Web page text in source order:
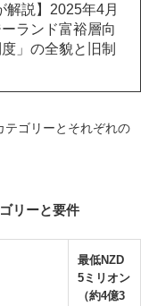
解説】2025年4月
ランド富裕層向
」の全貌と旧制
テゴリーとそれぞれの
リーと要件
最低NZD
5ミリオン
（約4億3